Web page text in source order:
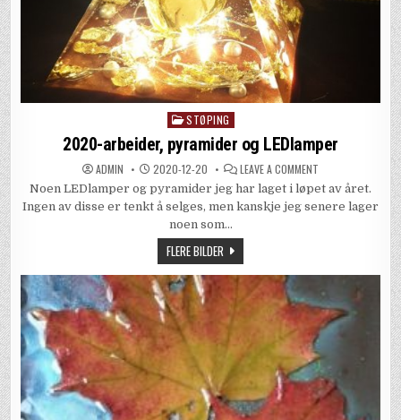
Posted
in
STØPING
2020-arbeider, pyramider og LEDlamper
ADMIN 2020-12-20 LEAVE A COMMENT
ARBEIDER,
PYRAMIDER
OG
Noen LEDlamper og pyramider jeg har laget i løpet av året.
Ingen av disse er tenkt å selges, men kanskje jeg senere lager
noen som…
FLERE BILDER